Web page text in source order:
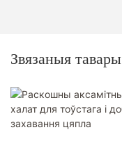
Звязаныя тавары